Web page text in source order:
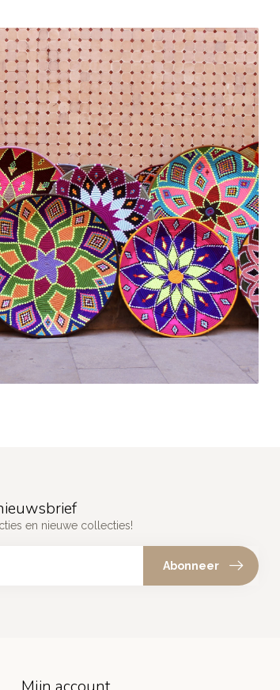
en nieuwe collecties!
Abonneer